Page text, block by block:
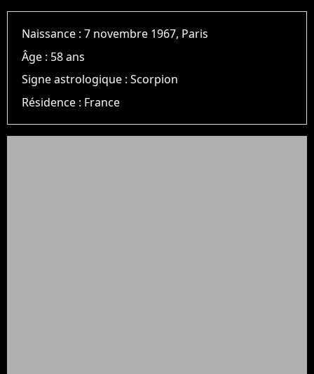
Naissance :7 novembre 1967, Paris
Âge : 58 ans
Signe astrologique :Scorpion
Résidence : France